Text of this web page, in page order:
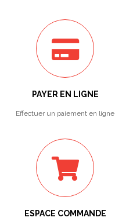
PAYER EN LIGNE
Effectuer un paiement en ligne
ESPACE COMMANDE